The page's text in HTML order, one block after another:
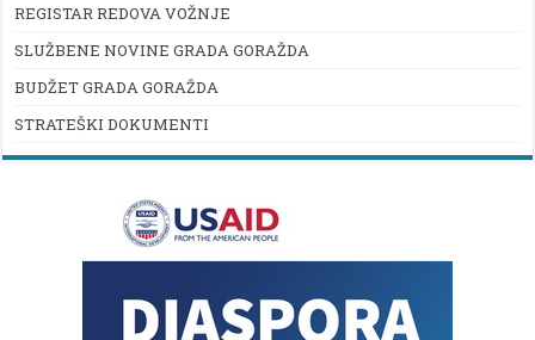
REGISTAR REDOVA VOŽNJE
SLUŽBENE NOVINE GRADA GORAŽDA
BUDŽET GRADA GORAŽDA
STRATEŠKI DOKUMENTI